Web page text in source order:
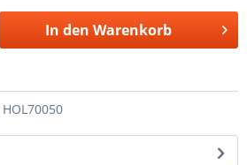
In den Warenkorb
HOL70050